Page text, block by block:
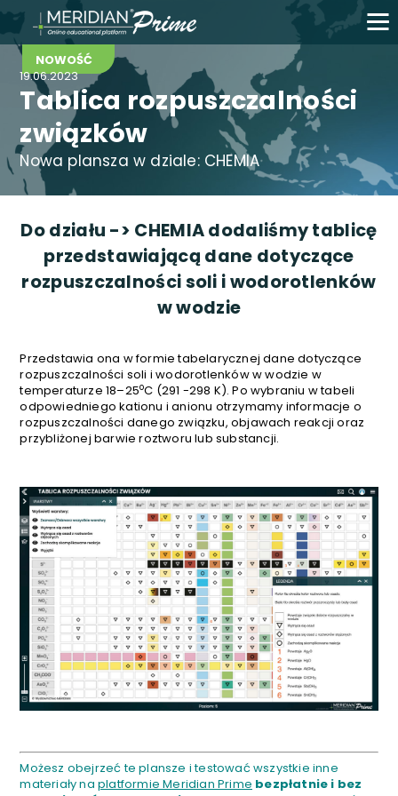
NOWOŚĆ
19.06.2023
Tablica rozpuszczalności
związków
Nowa plansza w dziale: CHEMIA
Do działu -> CHEMIA dodaliśmy tablicę
przedstawiającą dane dotyczące
rozpuszczalności soli i wodorotlenków
w wodzie
Przedstawia ona w formie tabelarycznej dane dotyczące
rozpuszczalności soli i wodorotlenków w wodzie w
temperaturze 18–25oC (291 -298 K). Po wybraniu w tabeli
odpowiedniego kationu i anionu otrzymamy informacje o
rozpuszczalności danego związku, objawach reakcji oraz
przybliżonej barwie roztworu lub substancji.
Możesz obejrzeć te plansze i testować wszystkie inne
materiały na platformie Meridian Prime bezpłatnie i bez